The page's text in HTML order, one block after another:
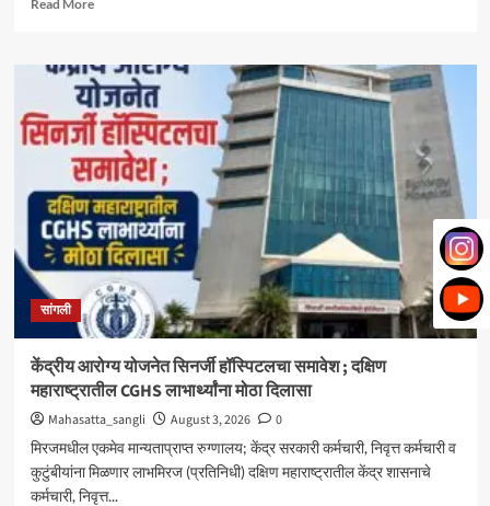
Read More
मिरज
पंचायत
समितीत
महायुतीचा
झेंडा;
सभापतीपदी
राणी
भोरे,
उपसभापतीपदी
ललिता
शेजूळ
बिनविरोध
सांगली
केंद्रीय आरोग्य योजनेत सिनर्जी हॉस्पिटलचा समावेश ; दक्षिण
महाराष्ट्रातील CGHS लाभार्थ्यांना मोठा दिलासा
Mahasatta_sangli August 3, 2026
0
मिरजमधील एकमेव मान्यताप्राप्त रुग्णालय; केंद्र सरकारी कर्मचारी, निवृत्त कर्मचारी व
कुटुंबीयांना मिळणार लाभमिरज (प्रतिनिधी) दक्षिण महाराष्ट्रातील केंद्र शासनाचे
कर्मचारी, निवृत्त...